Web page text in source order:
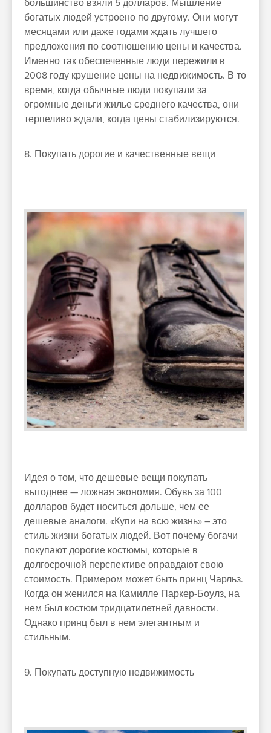
большинство взяли 5 долларов. Мышление
богатых людей устроено по другому. Они могут
месяцами или даже годами ждать лучшего
предложения по соотношению цены и качества.
Именно так обеспеченные люди пережили в
2008 году крушение цены на недвижимость. В то
время, когда обычные люди покупали за
огромные деньги жилье среднего качества, они
терпеливо ждали, когда цены стабилизируются.
8. Покупать дорогие и качественные вещи
Идея о том, что дешевые вещи покупать
выгоднее — ложная экономия. Обувь за 100
долларов будет носиться дольше, чем ее
дешевые аналоги. «Купи на всю жизнь» – это
стиль жизни богатых людей. Вот почему богачи
покупают дорогие костюмы, которые в
долгосрочной перспективе оправдают свою
стоимость. Примером может быть принц Чарльз.
Когда он женился на Камилле Паркер-Боулз, на
нем был костюм тридцатилетней давности.
Однако принц был в нем элегантным и
стильным.
9. Покупать доступную недвижимость